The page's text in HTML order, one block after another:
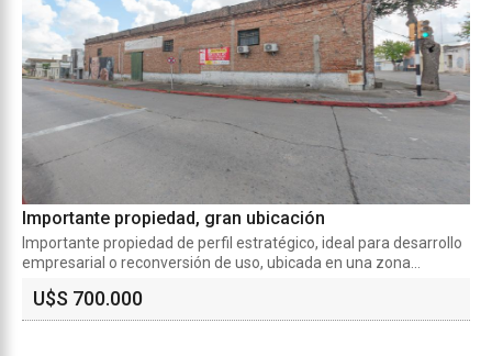
Importante propiedad, gran ubicación
Importante propiedad de perfil estratégico, ideal para desarrollo
empresarial o reconversión de uso, ubicada en una zona...
U$S 700.000